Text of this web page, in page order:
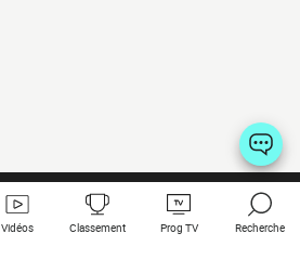
Vidéos Classement Prog TV Recherche